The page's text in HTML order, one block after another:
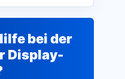
bei der
Display-